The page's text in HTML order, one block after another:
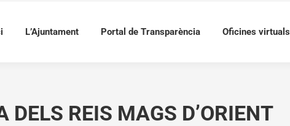
L’Ajuntament Portal de Transparència Oficines virtuals
DELS REIS MAGS D’ORIENT